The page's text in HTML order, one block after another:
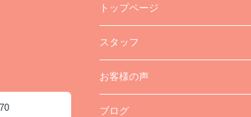
トップページ
スタッフ
お客様の声
ブログ